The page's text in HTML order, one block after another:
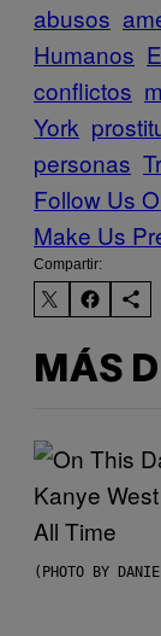
abusos
Humanos
conflictos
York
personas
Follow Us
Make Us
Compartir:
MÁS
(PHOTO BY